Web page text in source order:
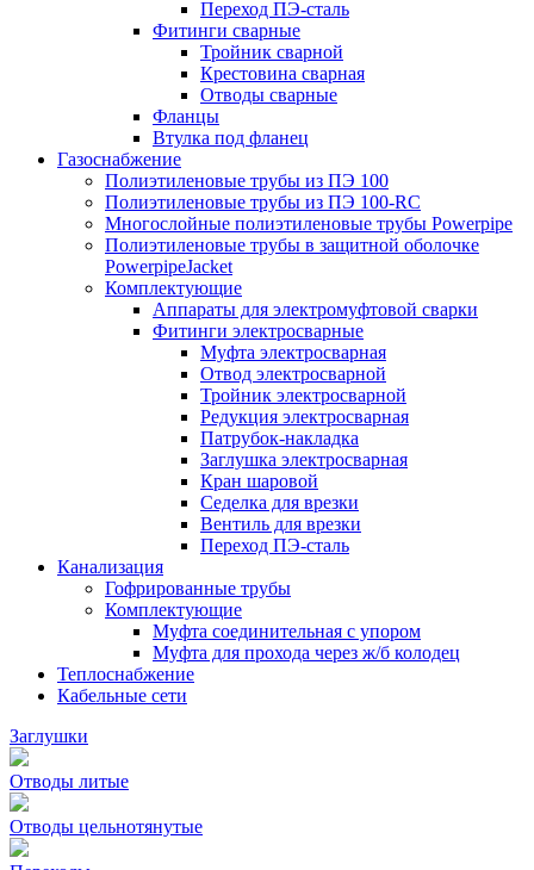
Переход ПЭ-сталь
Фитинги сварные
Тройник сварной
Крестовина сварная
Отводы сварные
Фланцы
Втулка под фланец
Газоснабжение
Полиэтиленовые трубы из ПЭ 100
Полиэтиленовые трубы из ПЭ 100-RC
Многослойные полиэтиленовые трубы Powerpipe
Полиэтиленовые трубы в защитной оболочке
PowerpipeJacket
Комплектующие
Аппараты для электромуфтовой сварки
Фитинги электросварные
Муфта электросварная
Отвод электросварной
Тройник электросварной
Редукция электросварная
Патрубок-накладка
Заглушка электросварная
Кран шаровой
Седелка для врезки
Вентиль для врезки
Переход ПЭ-сталь
Канализация
Гофрированные трубы
Комплектующие
Муфта соединительная с упором
Муфта для прохода через ж/б колодец
Теплоснабжение
Кабельные сети
Заглушки
Отводы литые
Отводы цельнотянутые